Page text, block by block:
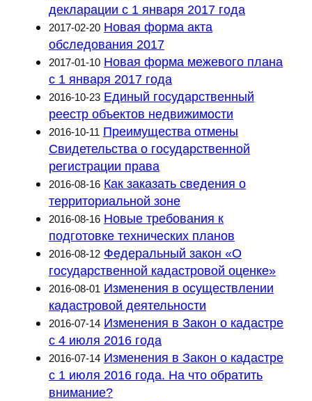
декларации с 1 января 2017 года
2017-02-20 Новая форма акта
обследования 2017
2017-01-10 Новая форма межевого плана
с 1 января 2017 года
2016-10-23 Единый государственный
реестр объектов недвижимости
2016-10-11 Преимущества отмены
Свидетельства о государственной
регистрации права
2016-08-16 Как заказать сведения о
территориальной зоне
2016-08-16 Новые требования к
подготовке технических планов
2016-08-12 Федеральный закон «О
государственной кадастровой оценке»
2016-08-01 Изменения в осуществлении
кадастровой деятельности
2016-07-14 Изменения в Закон о кадастре
с 4 июля 2016 года
2016-07-14 Изменения в Закон о кадастре
с 1 июля 2016 года. На что обратить
внимание?